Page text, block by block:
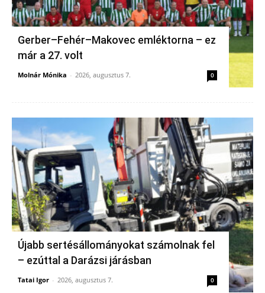
Gerber–Fehér–Makovec emléktorna – ez
már a 27. volt
Molnár Mónika - 2026, augusztus 7. 0
Újabb sertésállományokat számolnak fel
– ezúttal a Darázsi járásban
Tatai Igor - 2026, augusztus 7. 0